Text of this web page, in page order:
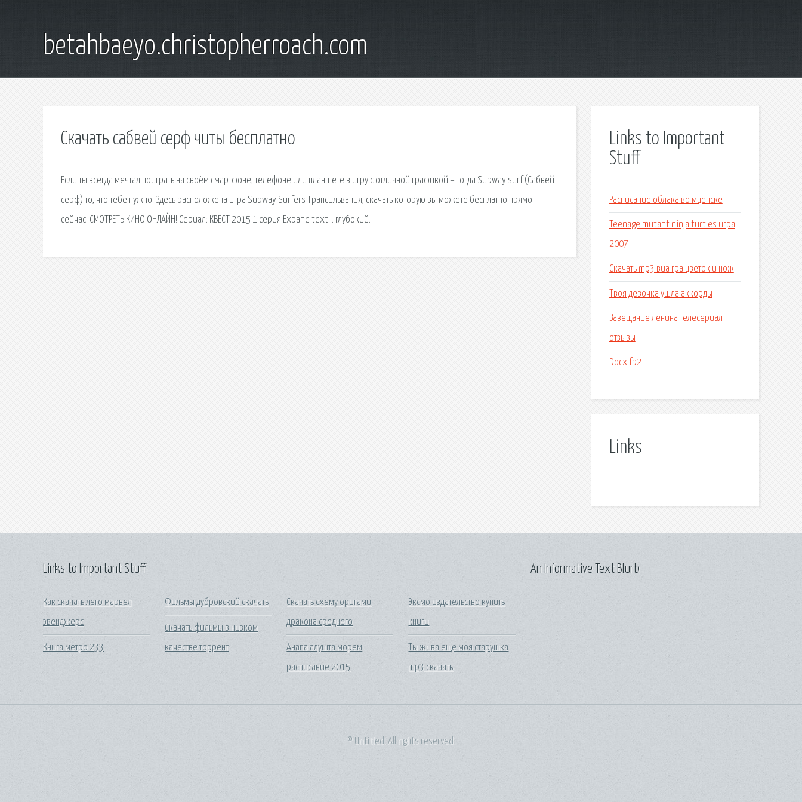
betahbaeyo.christopherroach.com
Скачать сабвей серф читы бесплатно
Если ты всегда мечтал поиграть на своём смартфоне, телефоне или планшете в игру с отличной графикой – тогда Subway surf (Сабвей
серф) то, что тебе нужно. Здесь расположена игра Subway Surfers Трансильвания, скачать которую вы можете бесплатно прямо
сейчас. СМОТРЕТЬ КИНО ОНЛАЙН! Сериал: КВЕСТ 2015 1 серия Expand text… глубокий.
Links to Important
Stuff
Расписание облака во мценске
Teenage mutant ninja turtles игра
2007
Скачать mp3 виа гра цветок и нож
Твоя девочка ушла аккорды
Завещание ленина телесериал
отзывы
Docx fb2
Links
Links to Important Stuff
Как скачать лего марвел
эвенджерс
Книга метро 233
Фильмы дубровский скачать
Скачать фильмы в низком
качестве торрент
Скачать схему оригами
дракона среднего
Анапа алушта морем
расписание 2015
Эксмо издательство купить
книги
Ты жива еще моя старушка
mp3 скачать
An Informative Text Blurb
© Untitled. All rights reserved.